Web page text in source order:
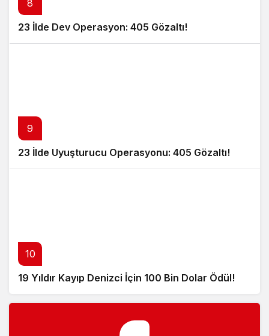
8
23 İlde Dev Operasyon: 405 Gözaltı!
9
23 İlde Uyuşturucu Operasyonu: 405 Gözaltı!
10
19 Yıldır Kayıp Denizci İçin 100 Bin Dolar Ödül!